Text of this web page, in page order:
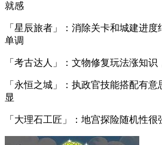
就感
「星辰旅者」：消除关卡和城建进
单调
「考古达人」：文物修复玩法涨知
「永恒之城」：执政官技能搭配有
显
「大理石工匠」：地宫探险随机性